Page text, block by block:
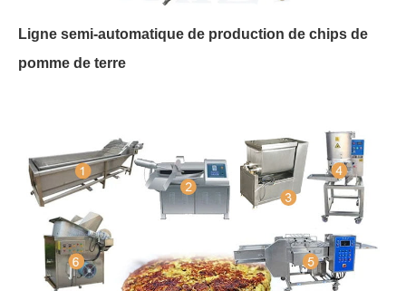
Ligne semi-automatique de production de chips de
pomme de terre